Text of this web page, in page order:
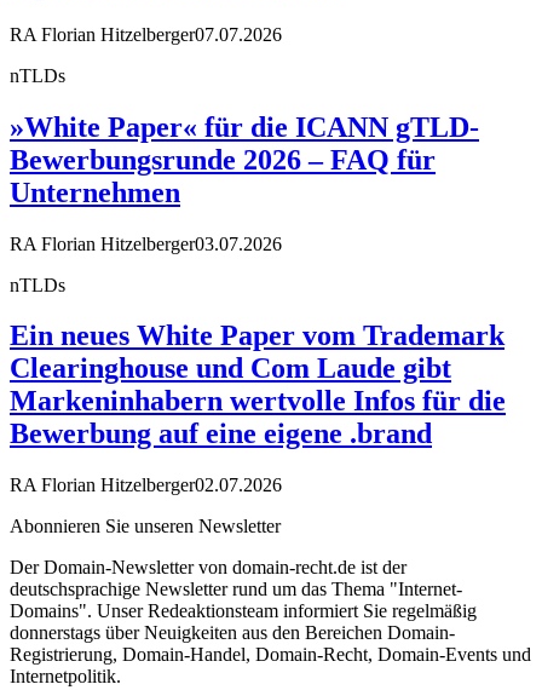
RA Florian Hitzelberger07.07.2026
nTLDs
»White Paper« für die ICANN gTLD-
Bewerbungsrunde 2026 – FAQ für
Unternehmen
RA Florian Hitzelberger03.07.2026
nTLDs
Ein neues White Paper vom Trademark
Clearinghouse und Com Laude gibt
Markeninhabern wertvolle Infos für die
Bewerbung auf eine eigene .brand
RA Florian Hitzelberger02.07.2026
Abonnieren Sie unseren Newsletter
Der Domain-Newsletter von domain-recht.de ist der
deutschsprachige Newsletter rund um das Thema "Internet-
Domains". Unser Redeaktionsteam informiert Sie regelmäßig
donnerstags über Neuigkeiten aus den Bereichen Domain-
Registrierung, Domain-Handel, Domain-Recht, Domain-Events und
Internetpolitik.